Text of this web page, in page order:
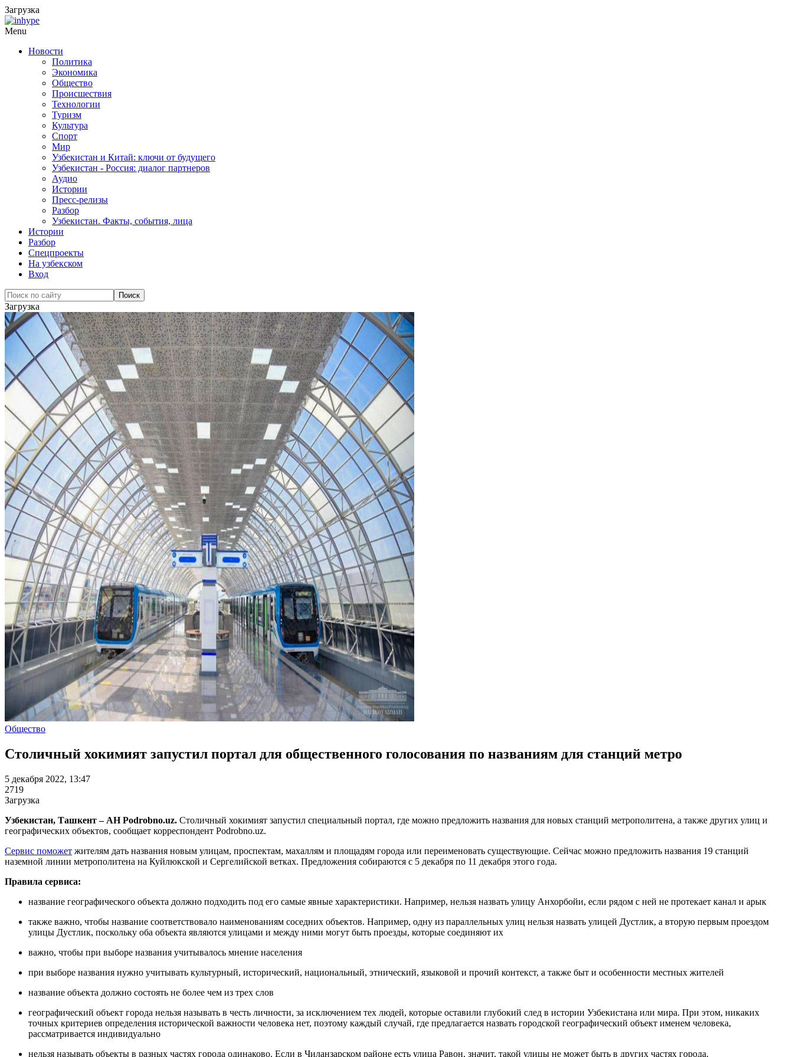
Загрузка
Menu
Новости
Политика
Экономика
Общество
Происшествия
Технологии
Туризм
Культура
Спорт
Мир
Узбекистан и Китай: ключи от будущего
Узбекистан - Россия: диалог партнеров
Аудио
Истории
Пресс-релизы
Разбор
Узбекистан. Факты, события, лица
Истории
Разбор
Спецпроекты
На узбекском
Вход
Загрузка
Общество
Столичный хокимият запустил портал для общественного голосования по названиям для станций метро
5 декабря 2022, 13:47
2719
Загрузка
Узбекистан, Ташкент – АН Podrobno.uz. Столичный хокимият запустил специальный портал, где можно предложить названия для новых станций метрополитена, а также других улиц и
географических объектов, сообщает корреспондент Podrobno.uz.
Сервис поможет жителям дать названия новым улицам, проспектам, махаллям и площадям города или переименовать существующие. Сейчас можно предложить названия 19 станций
наземной линии метрополитена на Куйлюкской и Сергелийской ветках. Предложения собираются с 5 декабря по 11 декабря этого года.
Правила сервиса:
название географического объекта должно подходить под его самые явные характеристики. Например, нельзя назвать улицу Анхорбойи, если рядом с ней не протекает канал и арык
также важно, чтобы название соответствовало наименованиям соседних объектов. Например, одну из параллельных улиц нельзя назвать улицей Дустлик, а вторую первым проездом
улицы Дустлик, поскольку оба объекта являются улицами и между ними могут быть проезды, которые соединяют их
важно, чтобы при выборе названия учитывалось мнение населения
при выборе названия нужно учитывать культурный, исторический, национальный, этнический, языковой и прочий контекст, а также быт и особенности местных жителей
название объекта должно состоять не более чем из трех слов
географический объект города нельзя называть в честь личности, за исключением тех людей, которые оставили глубокий след в истории Узбекистана или мира. При этом, никаких
точных критериев определения исторической важности человека нет, поэтому каждый случай, где предлагается назвать городской географический объект именем человека,
рассматривается индивидуально
нельзя называть объекты в разных частях города одинаково. Если в Чиланзарском районе есть улица Равон, значит, такой улицы не может быть в других частях города.